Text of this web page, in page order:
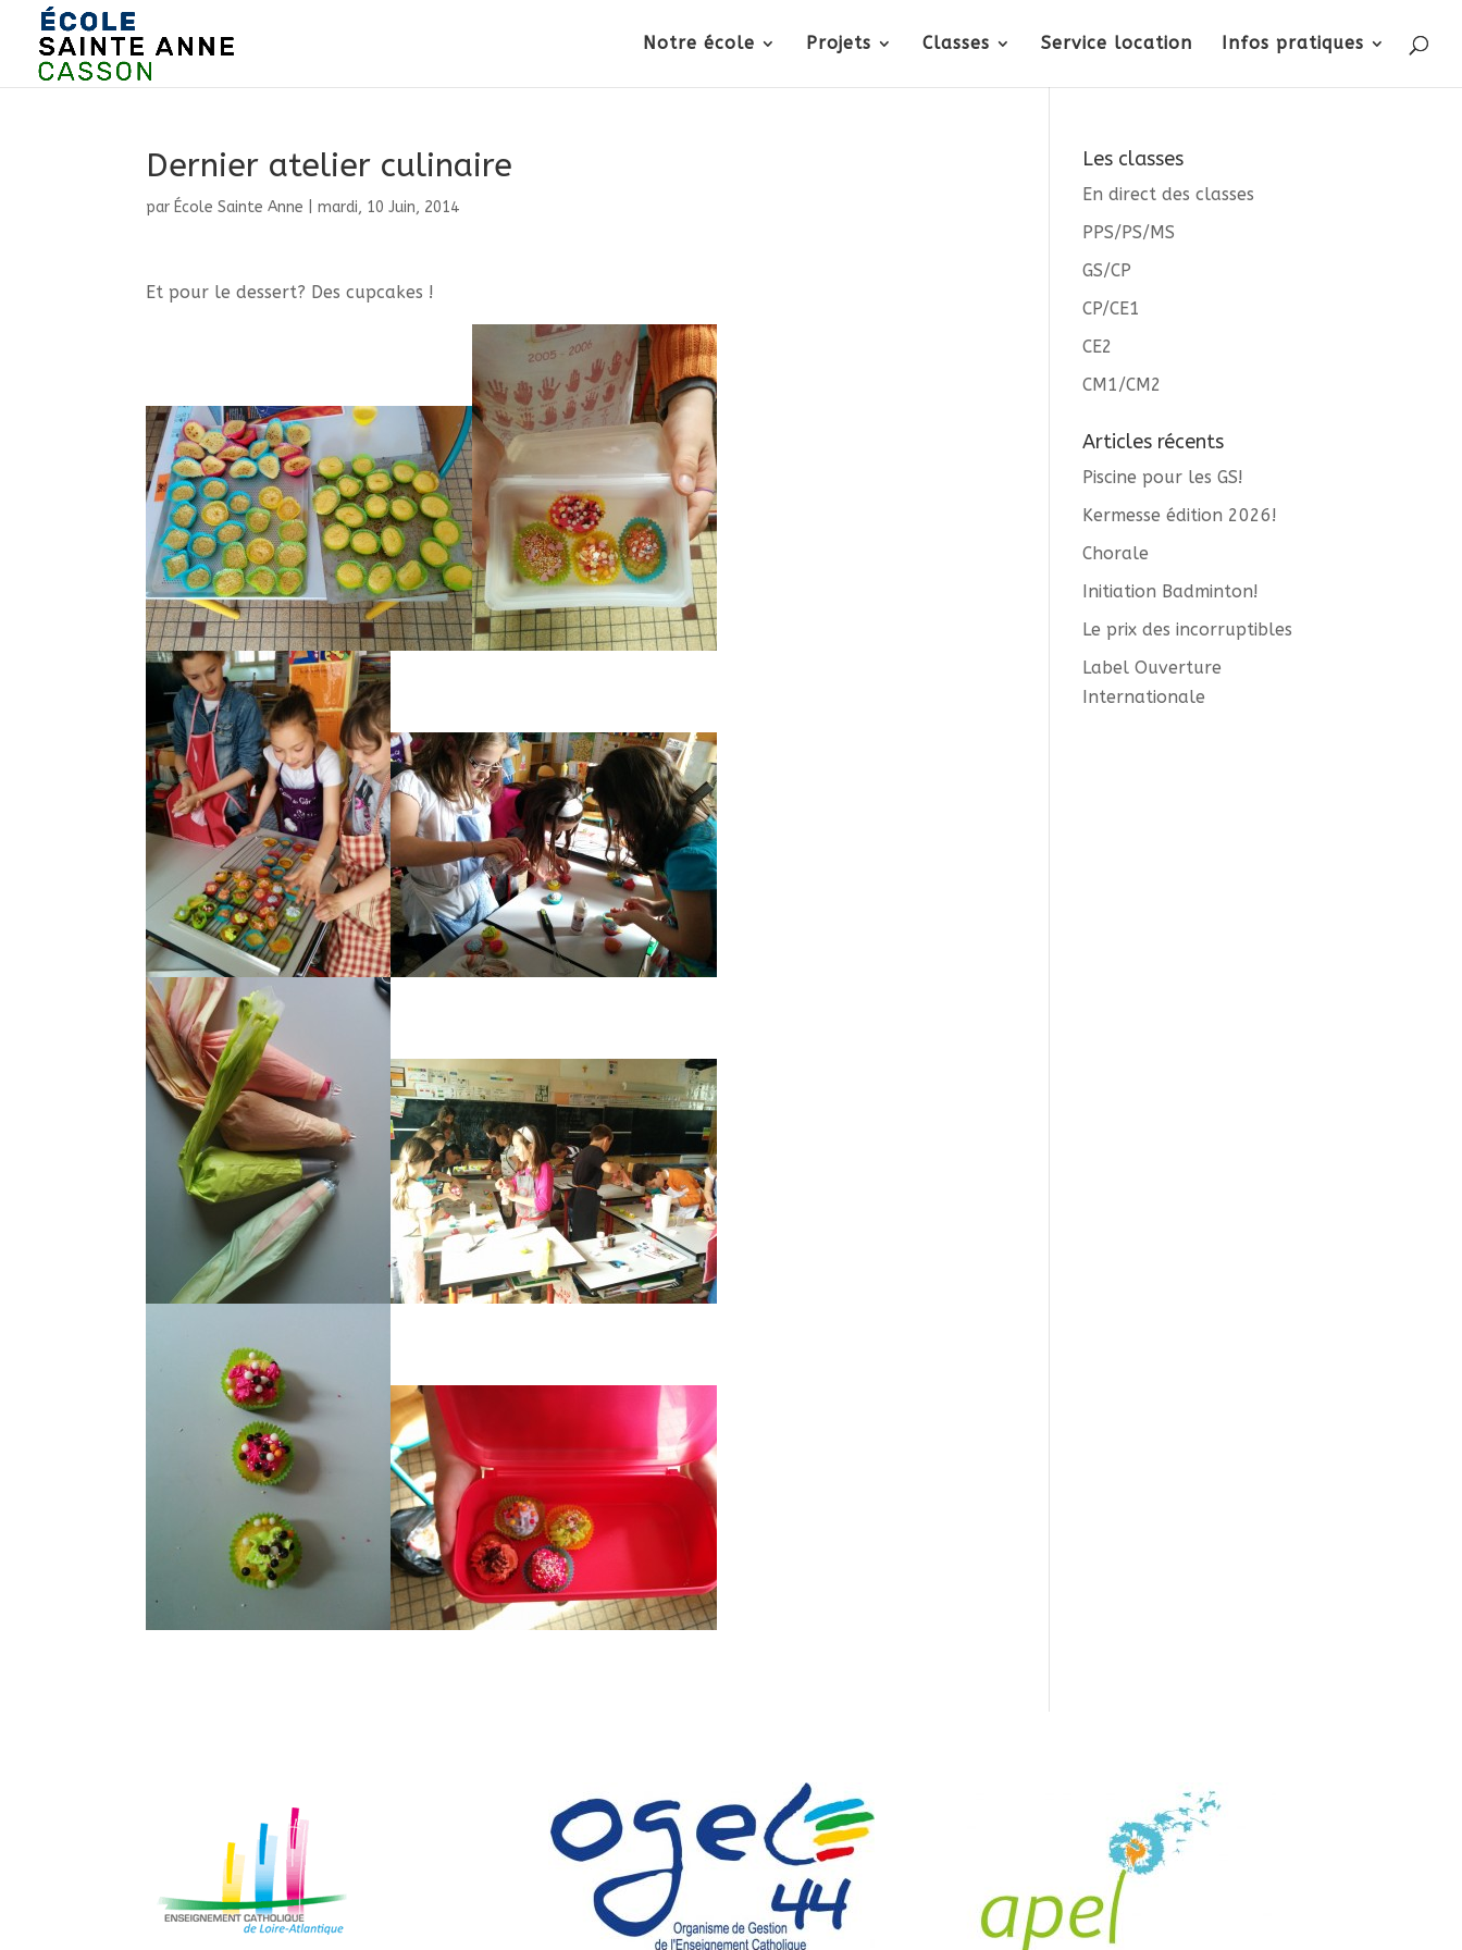
Notre école Projets Classes Service location Infos pratiques
Dernier atelier culinaire
par École Sainte Anne |mardi, 10 Juin, 2014
Et pour le dessert? Des cupcakes !
Les classes
En direct des classes
PPS/PS/MS
GS/CP
CP/CE1
CE2
CM1/CM2
Articles récents
Piscine pour les GS!
Kermesse édition 2026!
Chorale
Initiation Badminton!
Le prix des incorruptibles
Label Ouverture
Internationale